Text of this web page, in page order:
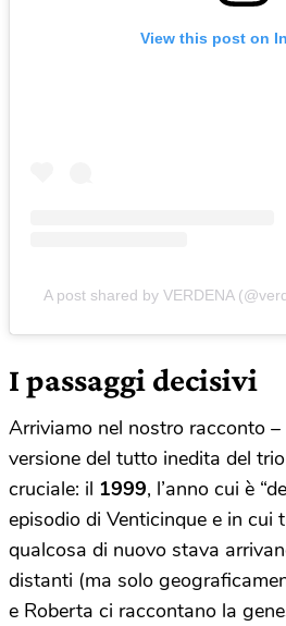
View this post on
A post shared by VERDENA
I passaggi decisivi
Arriviamo nel nostro racconto
versione del tutto inedita del
cruciale: il 1999, l’anno cui è
episodio di Venticinque e in cui
qualcosa di nuovo stava
distanti (ma solo
e Roberta ci raccontano la